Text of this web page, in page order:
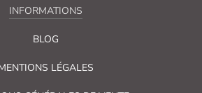
INFORMATIONS
BLOG
LÉGALES